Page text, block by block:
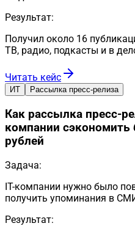
Результат:
Получил около 16
ТВ, радио, подкасты и в
Читать кейс
ИТ Рассылка пресс-релиза
Как рассылка пресс-
компании
рублей
Задача:
IT-компании нужно было
получить упоминания в
Результат: